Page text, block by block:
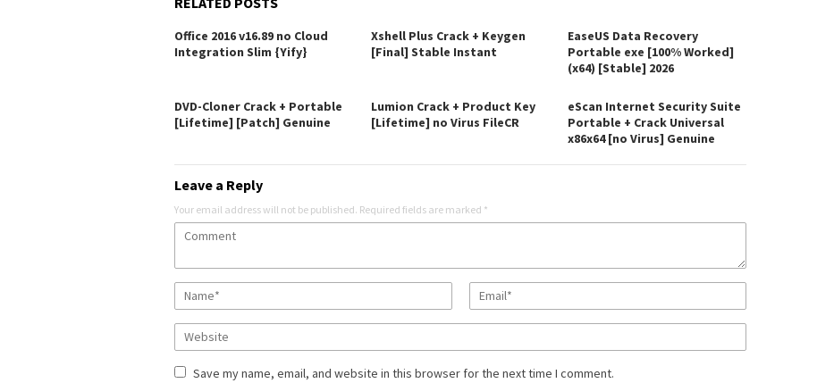
Office 2016 v16.89 no Cloud
Integration Slim {Yify}
Xshell Plus Crack + Keygen
[Final] Stable Instant
EaseUS Data Recovery
Portable exe [100% Worked]
(x64) [Stable] 2026
DVD-Cloner Crack + Portable
[Lifetime] [Patch] Genuine
Lumion Crack + Product Key
[Lifetime] no Virus FileCR
eScan Internet Security Suite
Portable + Crack Universal
x86x64 [no Virus] Genuine
Leave a Reply
Your email address will not be published. Required fields are marked *
Save my name, email, and website in this browser for the next time I comment.